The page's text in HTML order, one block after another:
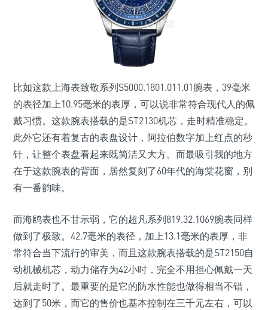
比如这款上海表致敬系列S5000.1801.011.01腕表，39毫米
的表径加上10.95毫米的表厚，可以说非常符合现代人的佩
戴习惯。这款腕表搭载的是ST2130机芯，走时精准稳定。
此外它还有着复古的表盘设计，阿拉伯数字加上红点的秒
针，让整个表盘看起来既简洁又大方。而最吸引我的地方
在于这款腕表的背面，居然复刻了60年代的海棠花窗，别
有一番韵味。
而海鸥表也不甘示弱，它的超凡系列819.32.1069腕表同样
做到了极致。42.7毫米的表径，加上13.1毫米的表厚，非
常符合当下流行的审美，而且这款腕表搭载的是ST2150自
动机械机芯，动力储存为42小时，完全不用担心佩戴一天
后就走时了。最重要的是它的防水性能也做得相当不错，
达到了50米，而它的售价也基本控制在三千元左右，可以